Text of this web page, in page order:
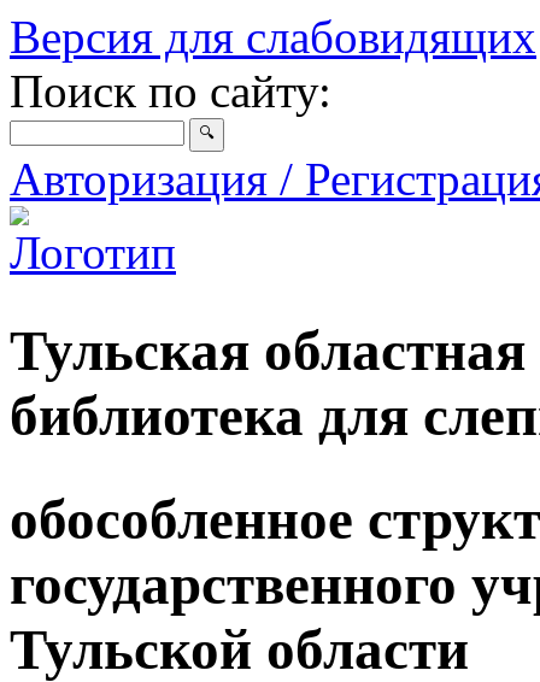
Версия для слабовидящих
Поиск по сайту:
Авторизация /
Тульская
библиотека для
обособленное
государственного
Тульской области